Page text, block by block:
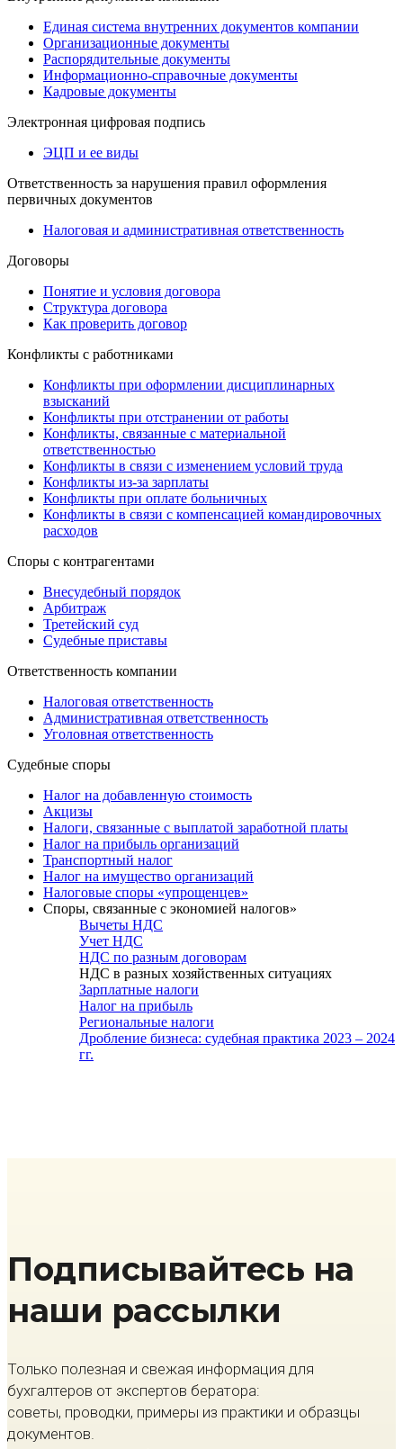
Единая система внутренних документов компании
Организационные документы
Распорядительные документы
Информационно-справочные документы
Кадровые документы
Электронная цифровая подпись
ЭЦП и ее виды
Ответственность за нарушения правил оформления
первичных документов
Налоговая и административная ответственность
Договоры
Понятие и условия договора
Структура договора
Как проверить договор
Конфликты с работниками
Конфликты при оформлении дисциплинарных
взысканий
Конфликты при отстранении от работы
Конфликты, связанные с материальной
ответственностью
Конфликты в связи с изменением условий труда
Конфликты из-за зарплаты
Конфликты при оплате больничных
Конфликты в связи с компенсацией командировочных
расходов
Споры с контрагентами
Внесудебный порядок
Арбитраж
Третейский суд
Судебные приставы
Ответственность компании
Налоговая ответственность
Административная ответственность
Уголовная ответственность
Судебные споры
Налог на добавленную стоимость
Акцизы
Налоги, связанные с выплатой заработной платы
Налог на прибыль организаций
Транспортный налог
Налог на имущество организаций
Налоговые споры «упрощенцев»
Споры, связанные с экономией налогов»
Вычеты НДС
Учет НДС
НДС по разным договорам
НДС в разных хозяйственных ситуациях
Зарплатные налоги
Налог на прибыль
Региональные налоги
Дробление бизнеса: судебная практика 2023 – 2024
гг.
Подписывайтесь на
наши рассылки
Только полезная и свежая информация для
бухгалтеров от экспертов бератора:
советы, проводки, примеры из практики и образцы
документов.